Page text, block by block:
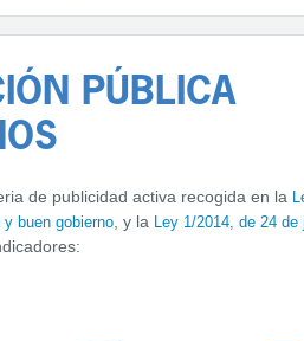
PÚBLICA
de publicidad activa recogida en la
buen gobierno , y la Ley 1/2014, de 24 de